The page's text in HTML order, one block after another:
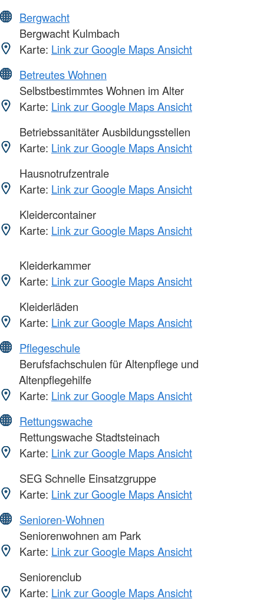
Bergwacht
Bergwacht Kulmbach
Karte: Link zur Google Maps Ansicht
Betreutes Wohnen
Selbstbestimmtes Wohnen im Alter
Karte: Link zur Google Maps Ansicht
Betriebssanitäter Ausbildungsstellen
Karte: Link zur Google Maps Ansicht
Hausnotrufzentrale
Karte: Link zur Google Maps Ansicht
Kleidercontainer
Karte: Link zur Google Maps Ansicht
Kleiderkammer
Karte: Link zur Google Maps Ansicht
Kleiderläden
Karte: Link zur Google Maps Ansicht
Pflegeschule
Berufsfachschulen für Altenpflege und
Altenpflegehilfe
Karte: Link zur Google Maps Ansicht
Rettungswache
Rettungswache Stadtsteinach
Karte: Link zur Google Maps Ansicht
SEG Schnelle Einsatzgruppe
Karte: Link zur Google Maps Ansicht
Senioren-Wohnen
Seniorenwohnen am Park
Karte: Link zur Google Maps Ansicht
Seniorenclub
Karte: Link zur Google Maps Ansicht